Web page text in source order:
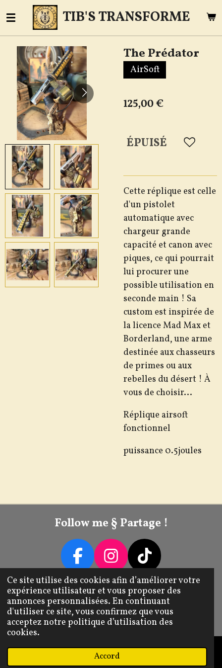
Ce site utilise des cookies afin d’améliorer votre
expérience utilisateur et vous proposer des
annonces personnalisées. En continuant
d'utiliser ce site, vous confirmez que vous
acceptez notre politique d’utilisation des
cookies.
Accord
Passer
au
contenu
principal
TIB'S TRANSFORME
The Prédator
AirSoft
125,00 €
ÉPUISÉ
Cette réplique est celle
d'un pistolet
automatique avec
chargeur grande
capacité et canon avec
piques, ce qui pourrait
lui procurer une
possible utilisation en
seconde main ! Sa
custom est inspirée de
la licence Mad Max et
Borderland, une arme
destinée aux chasseurs
de primes ou aux
rebelles du désert ! À
vous de choisir...
Réplique airsoft
fonctionnel
puissance 0.5joules
Follow me § Partage !
F
A
C
E
B
O
I
N
S
T
A
G
R
T
I
K
T
O
K
Livraison / Retour / Échange
Mentions Légales CGV
© 2022 - 2026 Tib's Transforme
Téléphone